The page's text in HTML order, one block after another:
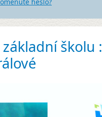
školu :